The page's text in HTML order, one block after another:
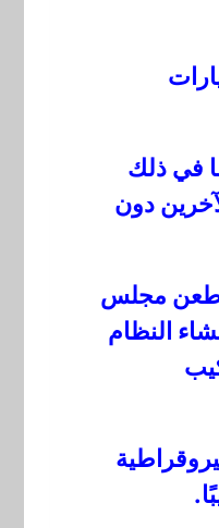
، بما في ذلك
دون
الكاميرات في عام 2007 وفي عام 2008 تم الإعلان عن وضع كاميرات جديدة بحلول عام 2010. في عام 2011 طعن مجلس
النظام